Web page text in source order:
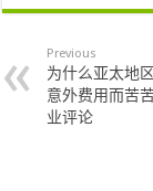
Previous
为什么亚太地
意外费用而苦
业评论